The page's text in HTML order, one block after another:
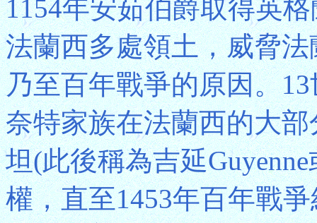
1154年安茹伯爵取得英
法蘭西多處領土，威脅
乃至百年戰爭的原因。
奈特家族在法蘭西的大
坦(此後稱為吉延
權，直至1453年百年戰